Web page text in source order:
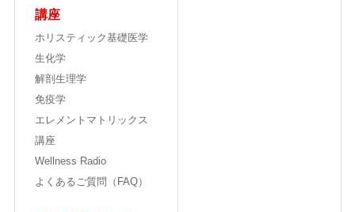
講座
ホリスティック基礎医学
生化学
解剖生理学
免疫学
エレメントマトリックス
講座
Wellness Radio
よくあるご質問（FAQ）